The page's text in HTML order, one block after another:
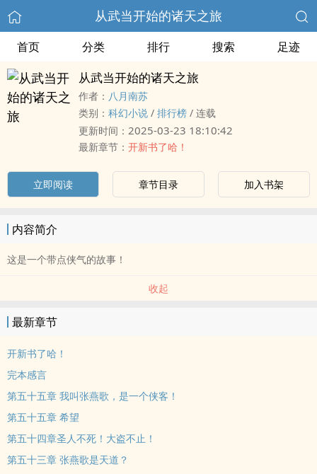
从武当开始的诸天之旅
首页 分类 排行 搜索 足迹
从武当开始的诸天之旅
作者： 八月南苏
类别： 科幻小说 / 排行榜 / 连载
更新时间： 2025-03-23 18:10:42
最新章节： 开新书了哈！
立即阅读 章节目录 加入书架
内容简介
这是一个带点侠气的故事！
收起
最新章节
开新书了哈！
完本感言
第五十五章 我叫张燕歌，是一个侠客！
第五十五章 希望
第五十四章圣人不死！大盗不止！
第五十三章 张燕歌是天道？